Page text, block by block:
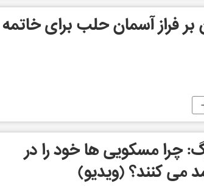
فراز آسمان حلب برای خاتمه
چرا مسکویی ها خود را در
می کنند؟ (ویدیو)